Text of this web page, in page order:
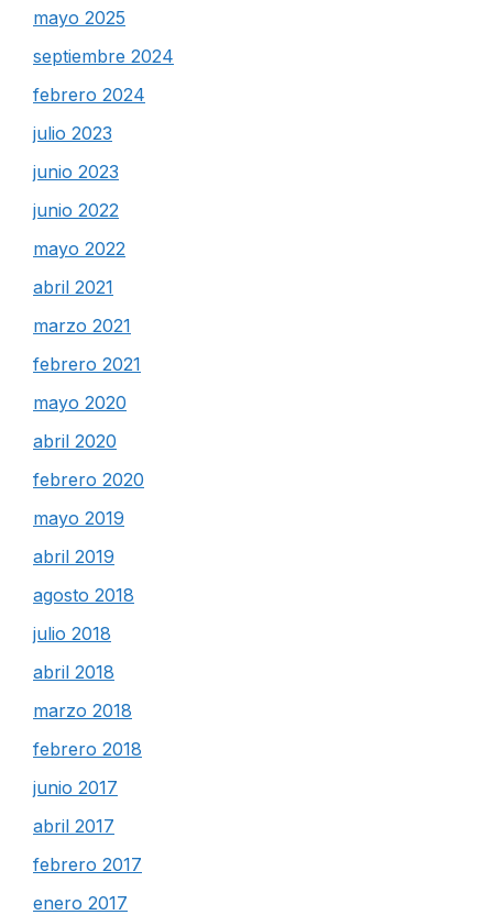
mayo 2025
septiembre 2024
febrero 2024
julio 2023
junio 2023
junio 2022
mayo 2022
abril 2021
marzo 2021
febrero 2021
mayo 2020
abril 2020
febrero 2020
mayo 2019
abril 2019
agosto 2018
julio 2018
abril 2018
marzo 2018
febrero 2018
junio 2017
abril 2017
febrero 2017
enero 2017